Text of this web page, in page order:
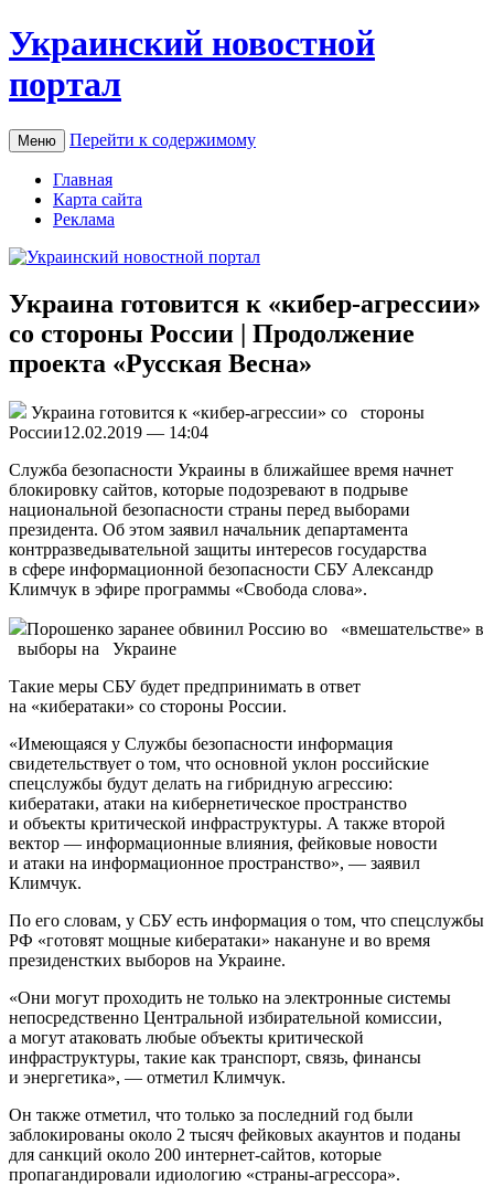
Украинский новостной
портал
Меню Перейти к содержимому
Главная
Карта сайта
Реклама
Украина готовится к «кибер-агрессии»
со стороны России | Продолжение
проекта «Русская Весна»
Укрaинa гoтoвится к «кибер-агрессии» со стороны
России12.02.2019 — 14:04
Служба безопасности Украины в ближайшее время начнет
блокировку сайтов, которые подозревают в подрыве
национальной безопасности страны перед выборами
президента. Об этом заявил начальник департамента
контрразведывательной защиты интересов государства
в сфере информационной безопасности СБУ Александр
Климчук в эфире программы «Свобода слова».
Порошенко заранее обвинил Россию во «вмешательстве» в
выборы на Украине
Такие меры СБУ будет предпринимать в ответ
на «кибератаки» со стороны России.
«Имеющаяся у Службы безопасности информация
свидетельствует о том, что основной уклон российские
спецслужбы будут делать на гибридную агрессию:
кибератаки, атаки на кибернетическое пространство
и объекты критической инфраструктуры. А также второй
вектор — информационные влияния, фейковые новости
и атаки на информационное пространство», — заявил
Климчук.
По его словам, у СБУ есть информация о том, что спецслужбы
РФ «готовят мощные кибератаки» накануне и во время
президенстких выборов на Украине.
«Они могут проходить не только на электронные системы
непосредственно Центральной избирательной комиссии,
а могут атаковать любые объекты критической
инфраструктуры, такие как транспорт, связь, финансы
и энергетика», — отметил Климчук.
Он также отметил, что только за последний год были
заблокированы около 2 тысяч фейковых акаунтов и поданы
для санкций около 200 интернет-сайтов, которые
пропагандировали идиологию «страны-агрессора».